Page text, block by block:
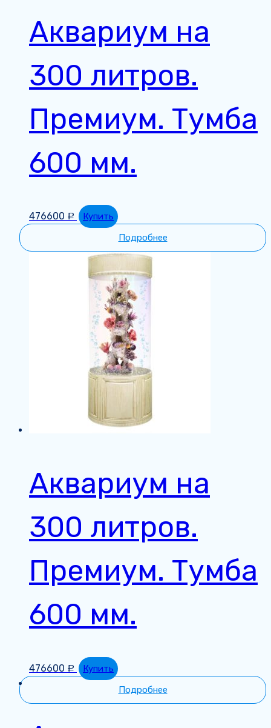
Аквариум на
300 литров.
Премиум. Тумба
600 мм.
476600 Р
Купить
Подробнее
Аквариум на
300 литров.
Премиум. Тумба
600 мм.
476600 Р
Купить
Подробнее